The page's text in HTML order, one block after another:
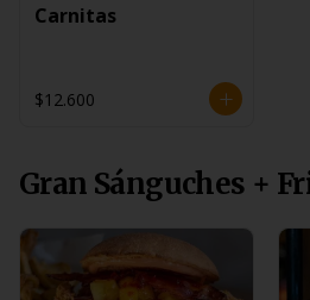
Carnitas
$12.600
Gran Sánguches +